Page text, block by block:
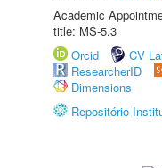
Academic
title: MS-5.3
Orcid
CV
ResearcherID
Dimensions
Repositório